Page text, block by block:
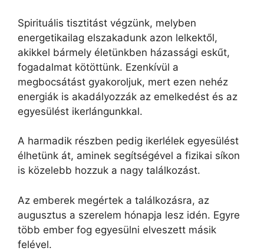
Spirituális tisztitást végzünk, melyben
energetikailag elszakadunk azon lelkektől,
akikkel bármely életünkben házassági eskűt,
fogadalmat kötöttünk. Ezenkívül a
megbocsátást gyakoroljuk, mert ezen nehéz
energiák is akadályozzák az emelkedést és az
egyesülést ikerlángunkkal.
A harmadik részben pedig ikerlélek egyesülést
élhetünk át, aminek segítségével a fizikai síkon
is közelebb hozzuk a nagy találkozást.
Az emberek megértek a találkozásra, az
augusztus a szerelem hónapja lesz idén. Egyre
több ember fog egyesülni elveszett másik
felével.